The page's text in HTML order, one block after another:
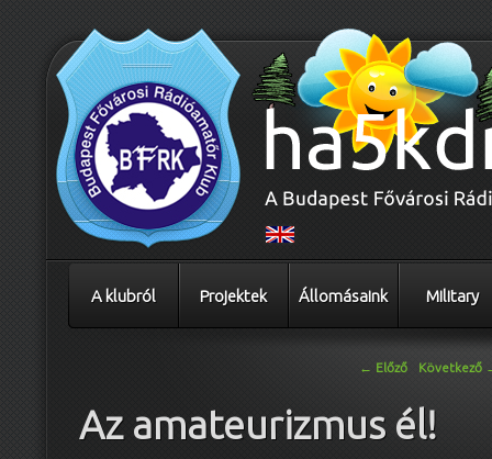
A klubról Projektek Állomásaink Military
← Előző Következő
Az amateurizmus él!